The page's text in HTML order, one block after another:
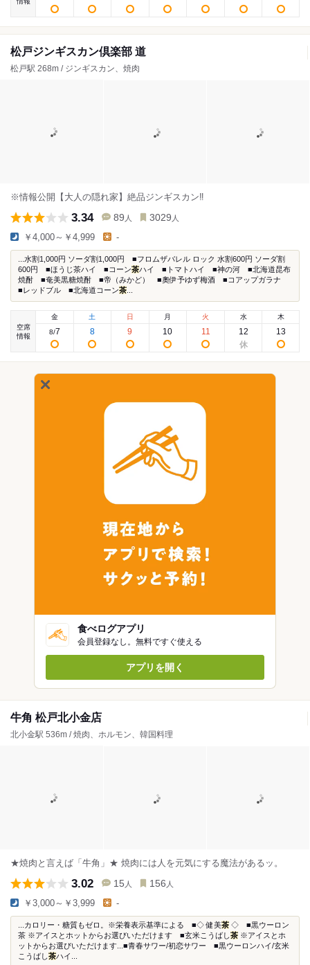
松戸ジンギスカン倶楽部 道
松戸駅 268m / ジンギスカン、焼肉
※情報公開【大人の隠れ家】絶品ジンギスカン‼
3.34 89 人 3029 人
￥4,000～￥4,999 -
...水割1,000円 ソーダ割1,000円 ■フロムザバレル ロック 水割600円 ソーダ割
600円 ■ほうじ茶ハイ ■コーン茶ハイ ■トマトハイ ■神の河 ■北海道昆布
焼酎 ■奄美黒糖焼酎 ■帝（みかど） ■奧伊予ゆず梅酒 ■コアップガラナ
■レッドブル ■北海道コーン茶
空席
情報
金
8/7
土
8
日
9
月
10
火
11
水
12
木
13
食べログアプリ
会員登録なし。無料ですぐ使える
アプリを開く
牛角 松戸北小金店
北小金駅 536m / 焼肉、ホルモン、韓国料理
★焼肉と言えば「牛角」★ 焼肉には人を元気にする魔法があるッ。
3.02 15 人 156 人
￥3,000～￥3,999 -
...カロリー・糖質もゼロ。※栄養表示基準による ■◇ 健美茶 ◇ ■黒ウーロン
茶 ※アイスとホットからお選びいただけます ■玄米こうばし茶 ※アイスとホ
ットからお選びいただけます...■青春サワー/初恋サワー ■黒ウーロンハイ/玄米
こうばし茶ハイ...